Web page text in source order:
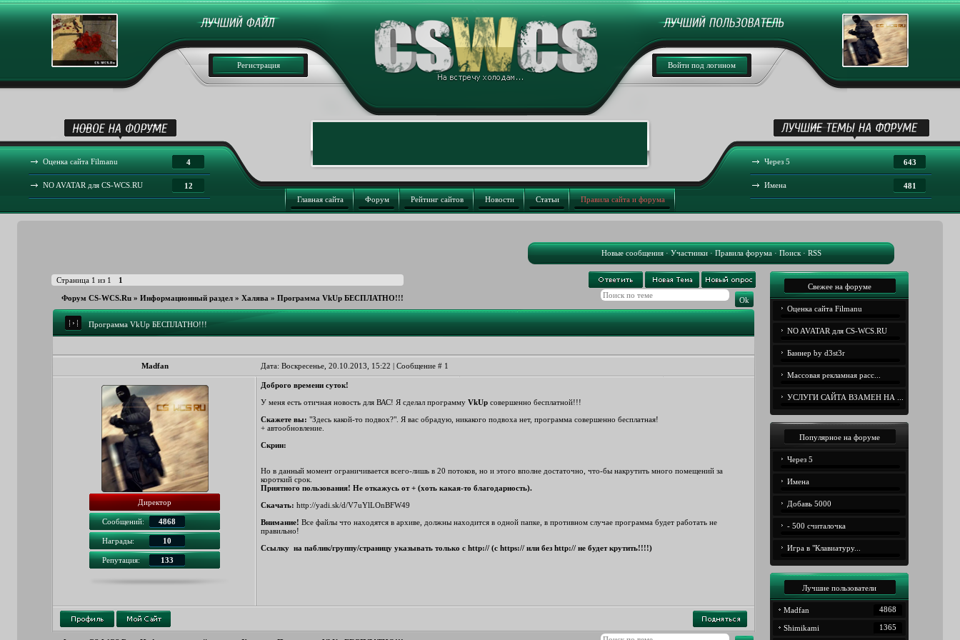
Регистрация Войти под логином
4
Оценка сайта Filmanu
12
NO AVATAR для CS-WCS.RU
643
Через 5
481
Имена
Главная сайта
Форум Рейтинг сайтов Новости Статьи Правила сайта и форума
Новые сообщения·Участники·Правила форума·Поиск·RSS
Страница 1 из 1 1
Форум CS-WCS.Ru » Информационный раздел » Халява » Программа VkUp БЕСПЛАТНО!!!
Программа VkUp БЕСПЛАТНО!!!
Madfan Дата: Воскресенье, 20.10.2013, 15:22 | Сообщение # 1
Директор
Сообщений: 4868
Награды: 10
Репутация: 133
Доброго времени суток!
У меня есть отичная новость для ВАС! Я сделал программу VkUp совершенно бесплатной!!!
Скажете вы: "Здесь какой-то подвох?". Я вас обрадую, никакого подвоха нет, программа совершенно бесплатная!
+ автообновление.
Скрин:
Но в данный момент ограничивается всего-лишь в 20 потоков, но и этого вполне достаточно, что-бы накрутить много помещений за
короткий срок.
Приятного пользования! Не откажусь от + (хоть какая-то благодарность).
Скачать: http://yadi.sk/d/V7uYlLOnBFW49
Внимание! Все файлы что находятся в архиве, должны находится в одной папке, в противном случае программа будет работать не
правильно!
Ссылку на паблик/группу/страницу указывать только с http:// (c https:// или без http:// не будет крутить!!!!)
Свежее на форуме
Оценка сайта Filmanu
NO AVATAR для CS-WCS.RU
Баннер by d3st3r
Массовая рекламная расс...
УСЛУГИ САЙТА ВЗАМЕН НА ...
Популярное на форуме
Через 5
Имена
Добавь 5000
- 500 считалочка
Игра в "Клавиатуру...
Лучшие пользователи
4868
Madfan
1365
Shimikami